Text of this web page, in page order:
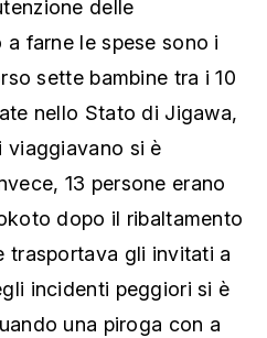
delle
farne le spese sono i
sette bambine tra i 10
nello Stato di Jigawa,
viaggiavano si è
13 persone erano
dopo il ribaltamento
trasportava gli invitati a
incidenti peggiori si è
una piroga con a